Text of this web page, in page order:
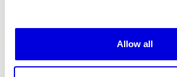
Allow all